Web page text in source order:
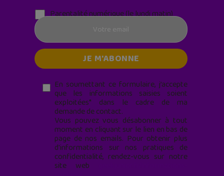
Parentalité numérique (le lundi matin)
En soumettant ce formulaire, j’accepte
que les informations saisies soient
exploitées* dans le cadre de ma
demande de contact.
Vous pouvez vous désabonner à tout
moment en cliquant sur le lien en bas de
page de nos emails. Pour obtenir plus
d'informations sur nos pratiques de
confidentialité, rendez-vous sur notre
site web